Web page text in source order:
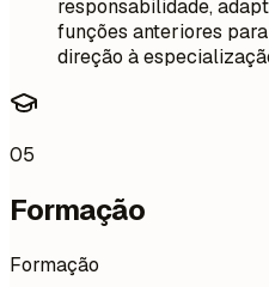
responsabilidade,
funções anteriores
direção à
05
Formação
Formação